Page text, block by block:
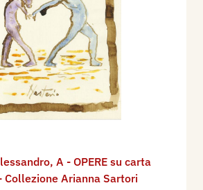
, A - OPERE su carta
Collezione Arianna Sartori